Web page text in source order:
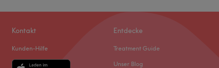
Kontakt
Kunden-Hilfe
Entdecke
Treatment Guide
Unser Blog